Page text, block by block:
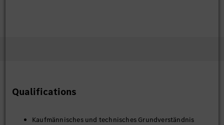
Qualifications
Kaufmännisches und technisches Grundverständnis